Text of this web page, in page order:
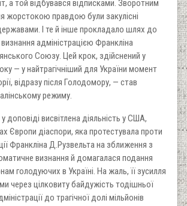
а той відбувався відписками. Зворотним
жорстокою правдою були закулісні
І те й інше прокладало шлях до
адміністрацією Франкліна
Союзу. Цей крок, здійснений у
— у найтрагічніший для України момент
відразу після Голодомору, — став
режиму.
висвітлена діяльність у США,
Європи діаспори, яка протестувала проти
Франкліна Д.Рузвельта на зближення з
визнання й домагалася подання
голодуючих в Україні. На жаль, її зусилля
через цілковиту байдужість тодішньої
до трагічної долі мільйонів